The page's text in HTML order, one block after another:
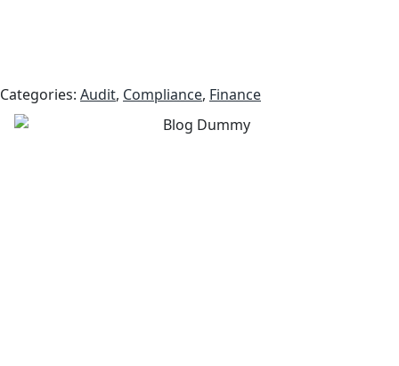
Categories: Audit, Compliance, Finance